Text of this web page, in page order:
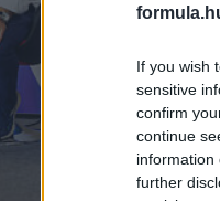
If you wish
sensitive
confirm
continue
information
further